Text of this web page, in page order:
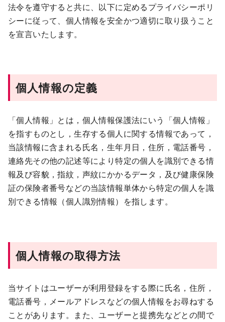
法令を遵守すると共に、以下に定めるプライバシーポリ
シーに従って、個人情報を安全かつ適切に取り扱うこと
を宣言いたします。
個人情報の定義
「個人情報」とは，個人情報保護法にいう「個人情報」
を指すものとし，生存する個人に関する情報であって，
当該情報に含まれる氏名，生年月日，住所，電話番号，
連絡先その他の記述等により特定の個人を識別できる情
報及び容貌，指紋，声紋にかかるデータ，及び健康保険
証の保険者番号などの当該情報単体から特定の個人を識
別できる情報（個人識別情報）を指します。
個人情報の取得方法
当サイトはユーザーが利用登録をする際に氏名，住所，
電話番号，メールアドレスなどの個人情報をお尋ねする
ことがあります。また、ユーザーと提携先などとの間で